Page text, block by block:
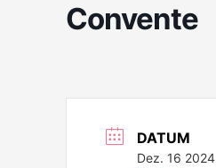
Convente
DATUM
Dez. 16 2024